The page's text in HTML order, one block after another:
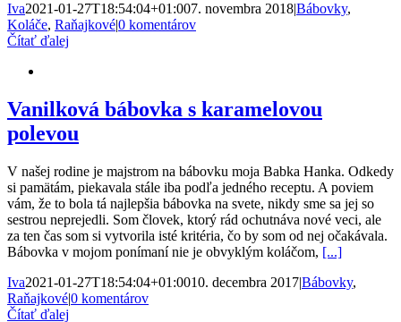
Iva2021-01-27T18:54:04+01:007. novembra 2018|Bábovky,
Koláče, Raňajkové|0 komentárov
Čítať ďalej
Vanilková bábovka s karamelovou
polevou
V našej rodine je majstrom na bábovku moja Babka Hanka. Odkedy
si pamätám, piekavala stále iba podľa jedného receptu. A poviem
vám, že to bola tá najlepšia bábovka na svete, nikdy sme sa jej so
sestrou neprejedli. Som človek, ktorý rád ochutnáva nové veci, ale
za ten čas som si vytvorila isté kritéria, čo by som od nej očakávala.
Bábovka v mojom ponímaní nie je obvyklým koláčom, [...]
Iva2021-01-27T18:54:04+01:0010. decembra 2017|Bábovky,
Raňajkové|0 komentárov
Čítať ďalej